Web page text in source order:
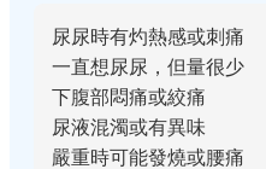
尿尿時有灼熱感或刺痛
一直想尿尿，但量很少
下腹部悶痛或絞痛
尿液混濁或有異味
嚴重時可能發燒或腰痛